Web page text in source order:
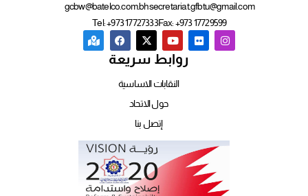
gcbw@batelco.com.bhsecretariat.gfbtu@gmail.com
Tel: +973 17727333Fax: +973 17729599
روابط سريعة
النقابات الاساسية
حول الاتحاد
إتصل بنا